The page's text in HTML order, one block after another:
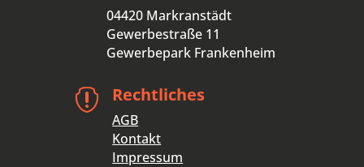
04420 Markranstädt
Gewerbestraße 11
Gewerbepark Frankenheim
 Rechtliches
AGB
Kontakt
Impressum